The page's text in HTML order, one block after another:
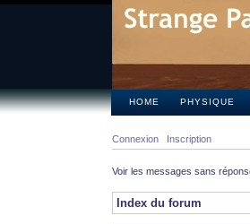
HOME PHYSIQUE
Connexion Inscription
Voir les messages sans
Index du forum